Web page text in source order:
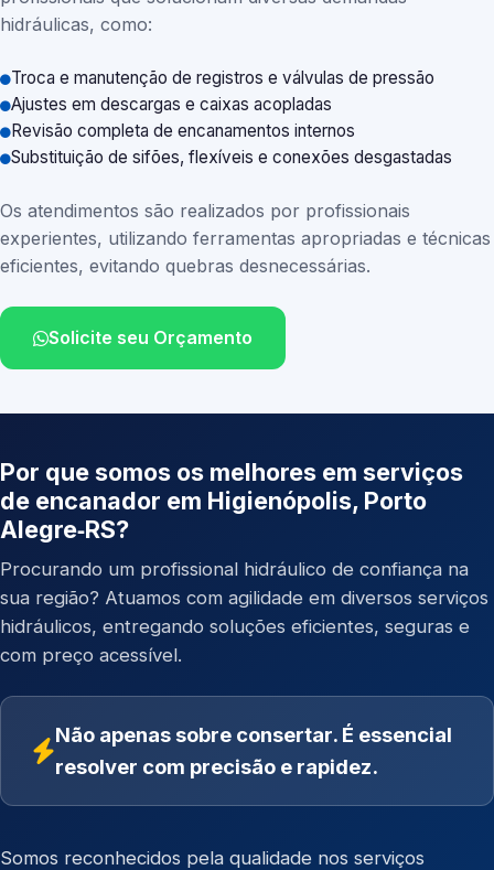
hidráulicas, como:
Troca e manutenção de registros e válvulas de pressão
Ajustes em descargas e caixas acopladas
Revisão completa de encanamentos internos
Substituição de sifões, flexíveis e conexões desgastadas
Os atendimentos são realizados por profissionais
experientes, utilizando ferramentas apropriadas e técnicas
eficientes, evitando quebras desnecessárias.
Solicite seu Orçamento
Por que somos os melhores em serviços
de encanador em Higienópolis, Porto
Alegre‑RS?
Procurando um profissional hidráulico de confiança na
sua região? Atuamos com agilidade em diversos serviços
hidráulicos, entregando soluções eficientes, seguras e
com preço acessível.
Não apenas sobre consertar. É essencial
resolver com precisão e rapidez.
Somos reconhecidos pela qualidade nos serviços